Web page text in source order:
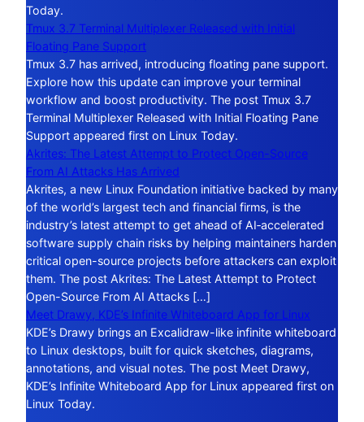
Today.
Tmux 3.7 Terminal Multiplexer Released with Initial
Floating Pane Support
Tmux 3.7 has arrived, introducing floating pane support.
Explore how this update can improve your terminal
workflow and boost productivity. The post Tmux 3.7
Terminal Multiplexer Released with Initial Floating Pane
Support appeared first on Linux Today.
Akrites: The Latest Attempt to Protect Open-Source
From AI Attacks Has Arrived
Akrites, a new Linux Foundation initiative backed by many
of the world’s largest tech and financial firms, is the
industry’s latest attempt to get ahead of AI‑accelerated
software supply chain risks by helping maintainers harden
critical open-source projects before attackers can exploit
them. The post Akrites: The Latest Attempt to Protect
Open-Source From AI Attacks […]
Meet Drawy, KDE’s Infinite Whiteboard App for Linux
KDE’s Drawy brings an Excalidraw-like infinite whiteboard
to Linux desktops, built for quick sketches, diagrams,
annotations, and visual notes. The post Meet Drawy,
KDE’s Infinite Whiteboard App for Linux appeared first on
Linux Today.